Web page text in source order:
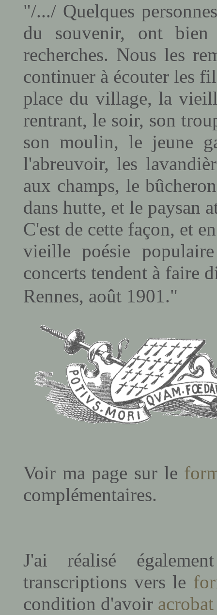
"/.../ Quelques
du souvenir, ont
recherches. Nous les
continuer à écouter les
place du village, la
rentrant, le soir, son
son moulin, le jeune
l'abreuvoir, les
aux champs, le
dans hutte, et le paysan
C'est de cette façon, et
vieille poésie
concerts tendent à faire
Rennes, août 1901."
Voir ma page sur le
complémentaires.
J'ai réalisé
transcriptions vers le
condition d'avoir